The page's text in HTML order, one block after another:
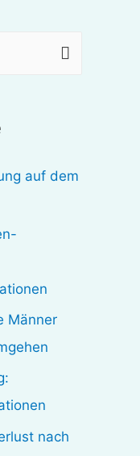
auf dem
Männer
nach